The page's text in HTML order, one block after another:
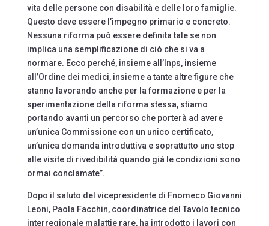
vita delle persone con disabilità e delle loro famiglie.
Questo deve essere l’impegno primario e concreto.
Nessuna riforma può essere definita tale se non
implica una semplificazione di ciò che si va a
normare. Ecco perché, insieme all’Inps, insieme
all’Ordine dei medici, insieme a tante altre figure che
stanno lavorando anche per la formazione e per la
sperimentazione della riforma stessa, stiamo
portando avanti un percorso che porterà ad avere
un’unica Commissione con un unico certificato,
un’unica domanda introduttiva e soprattutto uno stop
alle visite di rivedibilità quando già le condizioni sono
ormai conclamate”.
Dopo il saluto del vicepresidente di Fnomeco Giovanni
Leoni, Paola Facchin, coordinatrice del Tavolo tecnico
interregionale malattie rare, ha introdotto i lavori con